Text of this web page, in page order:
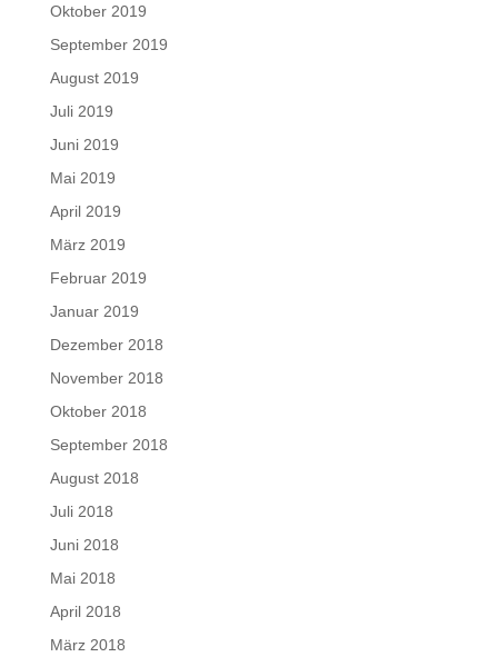
Oktober 2019
September 2019
August 2019
Juli 2019
Juni 2019
Mai 2019
April 2019
März 2019
Februar 2019
Januar 2019
Dezember 2018
November 2018
Oktober 2018
September 2018
August 2018
Juli 2018
Juni 2018
Mai 2018
April 2018
März 2018